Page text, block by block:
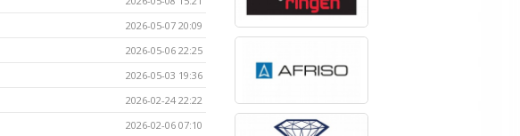
2026-05-07 20:09
2026-05-06 22:25
2026-05-03 19:36
2026-02-24 22:22
2026-02-06 07:10